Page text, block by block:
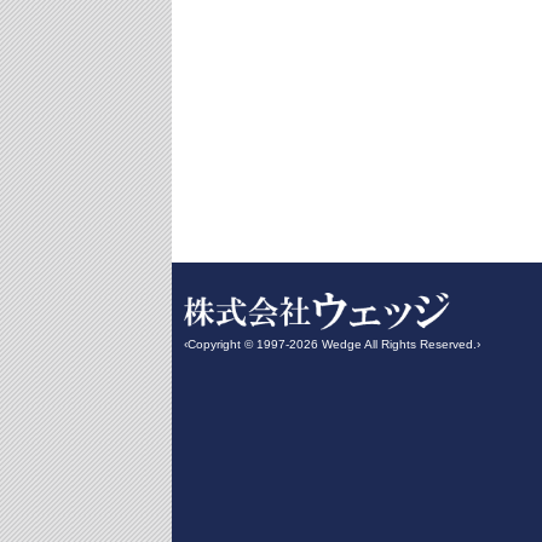
‹Copyright © 1997-2026 Wedge All Rights Reserved.›